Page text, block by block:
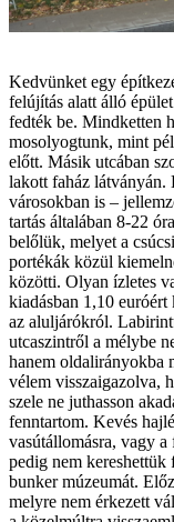
Kedvünket egy
felújítás alatt álló
fedték be. Mindketten
mosolyogtunk, mint
előtt. Másik utcában
lakott faház látványán.
városokban is –
tartás általában 8-22
belőlük, melyet a
portékák közül
közötti. Olyan ízletes
kiadásban 1,10
az aluljárókról.
utcaszintről a mélybe
hanem oldalirányokba
vélem visszaigazolva,
szele ne juthasson
fenntartom. Kevés
vasútállomásra, vagy
pedig nem
bunker múzeumát.
melyre nem érkezett